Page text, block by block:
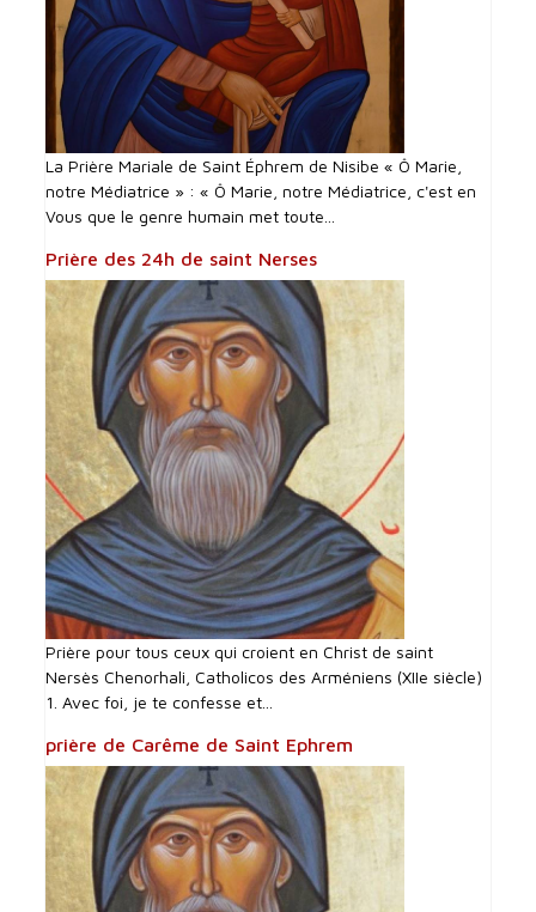
La Prière Mariale de Saint Éphrem de Nisibe « Ô Marie,
notre Médiatrice » : « Ô Marie, notre Médiatrice, c'est en
Vous que le genre humain met toute...
Prière des 24h de saint Nerses
Prière pour tous ceux qui croient en Christ de saint
Nersès Chenorhali, Catholicos des Arméniens (XIIe siècle)
1. Avec foi, je te confesse et...
prière de Carême de Saint Ephrem